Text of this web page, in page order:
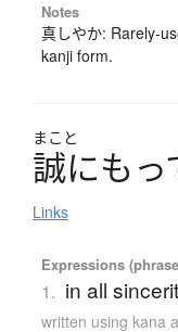
Notes
真しやか: Rarely-
kanji form.
まこと
誠にも っ
Links
Expressions
1. in all
written using kana